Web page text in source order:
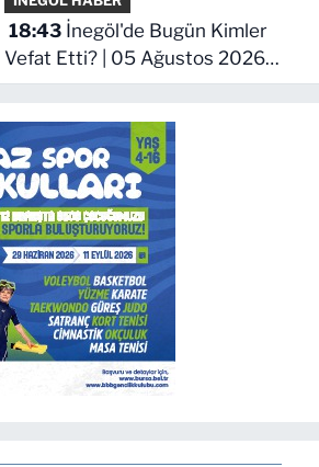
18:43İnegöl'de Bugün Kimler
Vefat Etti? | 05 Ağustos 2026
Çarşamba